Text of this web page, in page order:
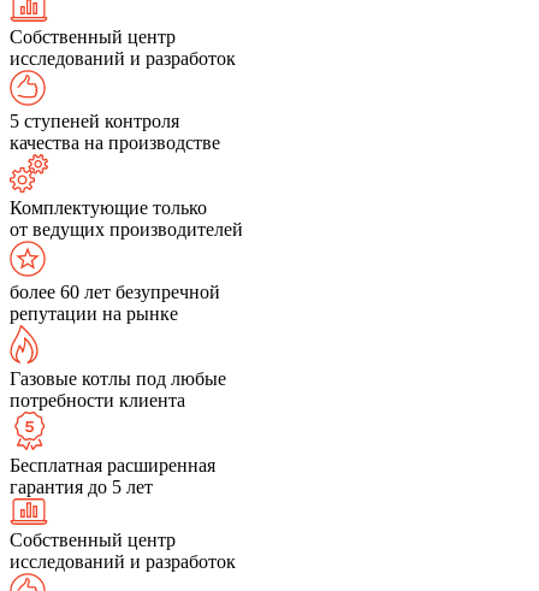
Собственный центр
исследований и разработок
5 ступеней контроля
качества на производстве
Комплектующие только
от ведущих производителей
более 60 лет безупречной
репутации на рынке
Газовые котлы под любые
потребности клиента
Бесплатная расширенная
гарантия до 5 лет
Собственный центр
исследований и разработок